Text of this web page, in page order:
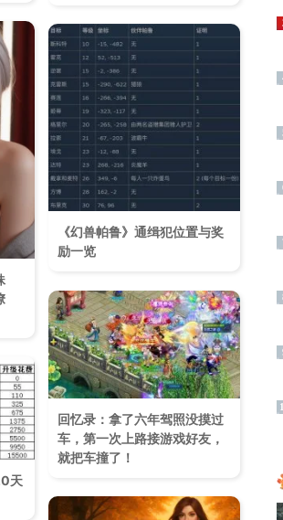
《幻兽帕鲁》通缉犯位置与奖
励一览
回忆录：拿了六年驾照没摸过
车，第一次上路接游戏好友，
就把车撞了！
天